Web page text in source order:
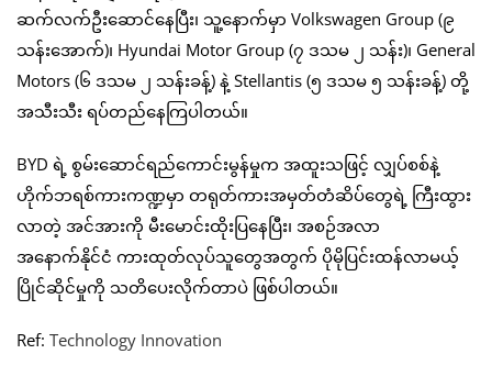
ဆက်လက်ဦးဆောင်နေပြီး၊ သူ့နောက်မှာ Volkswagen Group (၉
သန်းအောက်)၊ Hyundai Motor Group (၇ ဒသမ ၂ သန်း)၊ General
Motors (၆ ဒသမ ၂ သန်းခန့်) နဲ့ Stellantis (၅ ဒသမ ၅ သန်းခန့်) တို့
အသီးသီး ရပ်တည်နေကြပါတယ်။
BYD ရဲ့ စွမ်းဆောင်ရည်ကောင်းမွန်မှုက အထူးသဖြင့် လျှပ်စစ်နဲ့
ဟိုက်ဘရစ်ကားကဏ္ဍမှာ တရုတ်ကားအမှတ်တံဆိပ်တွေရဲ့ ကြီးထွား
လာတဲ့ အင်အားကို မီးမောင်းထိုးပြနေပြီး၊ အစဉ်အလာ
အနောက်နိုင်ငံ ကားထုတ်လုပ်သူတွေအတွက် ပိုမိုပြင်းထန်လာမယ့်
ပြိုင်ဆိုင်မှုကို သတိပေးလိုက်တာပဲ ဖြစ်ပါတယ်။
Ref: Technology Innovation